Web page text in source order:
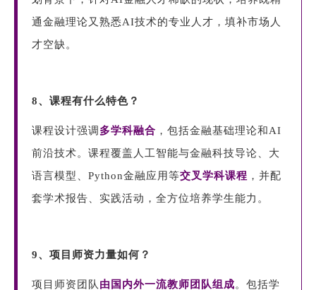
通金融理论又熟悉AI技术的专业人才，填补市场人
才空缺。
8、课程有什么特色？
课程设计强调 多学科融合 ，包括金融基础理论和AI
前沿技术。 课程覆盖人工智能与金融科技导论、大
语言模型、Python金融应用等交叉学科课程 ，并配
套学术报告、实践活动，全方位培养学生能力。
9、项目师资力量如何？
项目师资团队 由 国内外一流教师团队组成。包括学